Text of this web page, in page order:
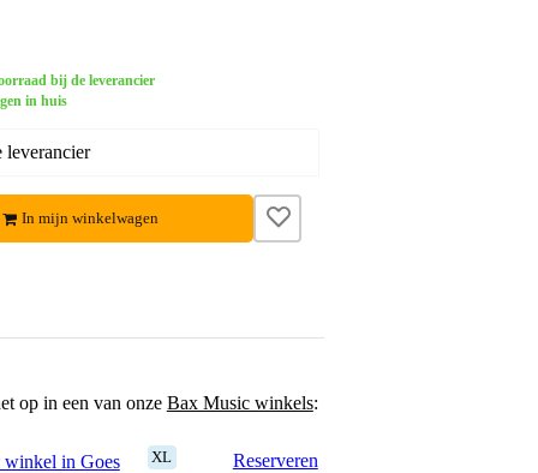
bij de leverancier
in huis
leverancier
In mijn winkelwagen
op in een van onze Bax Music winkels:
in Goes XL
Reserveren